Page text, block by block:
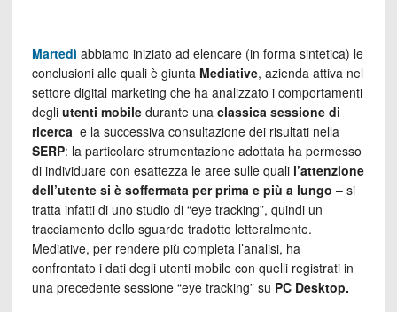
Martedì abbiamo iniziato ad elencare (in forma sintetica) le
conclusioni alle quali è giunta Mediative, azienda attiva nel
settore digital marketing che ha analizzato i comportamenti
degli utenti mobiledurante una classica sessione di
ricerca e la successiva consultazione dei risultati nella
SERP: la particolare strumentazione adottata ha permesso
di individuare con esattezza le aree sulle quali l’attenzione
dell’utente si è soffermata per prima e più a lungo – si
tratta infatti di uno studio di “eye tracking”, quindi un
tracciamento dello sguardo tradotto letteralmente.
Mediative, per rendere più completa l’analisi, ha
confrontato i dati degli utenti mobile con quelli registrati in
una precedente sessione “eye tracking” su PC Desktop.